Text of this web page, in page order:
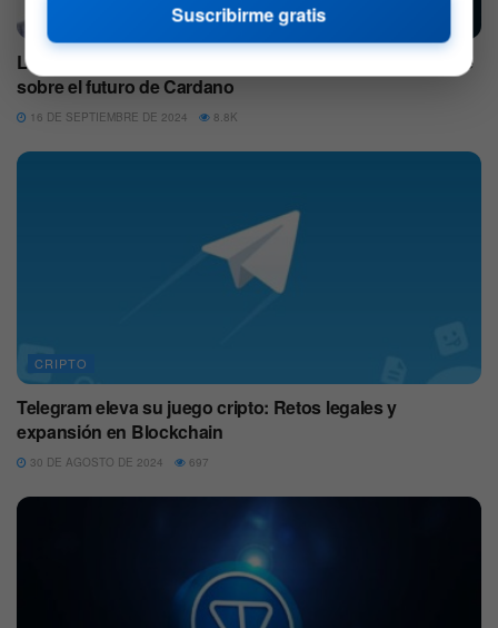
La salida de Charles Hoskinson de Ethereum y el debate
sobre el futuro de Cardano
16 DE SEPTIEMBRE DE 2024 8.8K
CRIPTO
Telegram eleva su juego cripto: Retos legales y
expansión en Blockchain
30 DE AGOSTO DE 2024 697
Suscribirme gratis